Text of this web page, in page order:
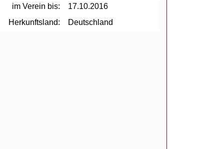
im Verein bis:
17.10.2016
Herkunftsland:
Deutschland